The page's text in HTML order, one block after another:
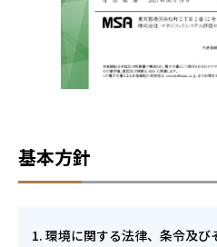
基本方針
環境に関する法律、条令及び